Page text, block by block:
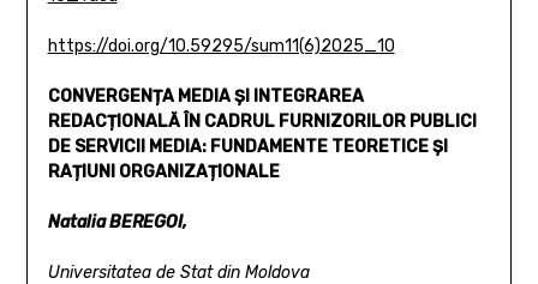
https://doi.org/10.59295/sum11(6)2025_10
CONVERGENȚA MEDIA ȘI INTEGRAREA
REDACȚIONALĂ ÎN CADRUL FURNIZORILOR PUBLICI
DE SERVICII MEDIA: FUNDAMENTE TEORETICE ȘI
RAȚIUNI ORGANIZAȚIONALE
Natalia BEREGOI,
Universitatea de Stat din Moldova